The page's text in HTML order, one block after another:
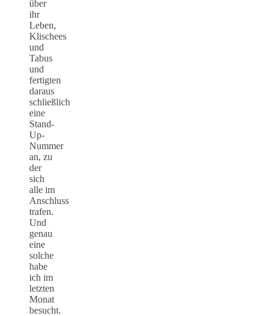
über
ihr
Leben,
Klischees
und
Tabus
und
fertigten
daraus
schließlich
eine
Stand-
Up-
Nummer
an, zu
der
sich
alle im
Anschluss
trafen.
Und
genau
eine
solche
habe
ich im
letzten
Monat
besucht.